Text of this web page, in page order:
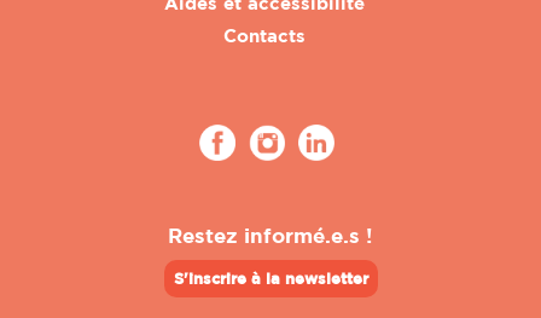
Contacts
Restez informé.e.s !
S'inscrire à la newsletter